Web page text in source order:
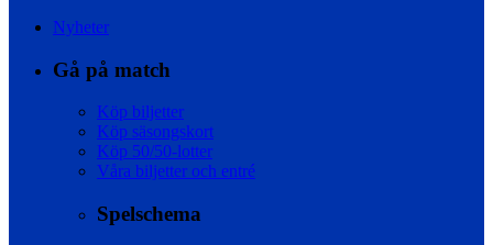
Nyheter
Gå på match
Köp biljetter
Köp säsongskort
Köp 50/50-lotter
Våra biljetter och entré
Spelschema